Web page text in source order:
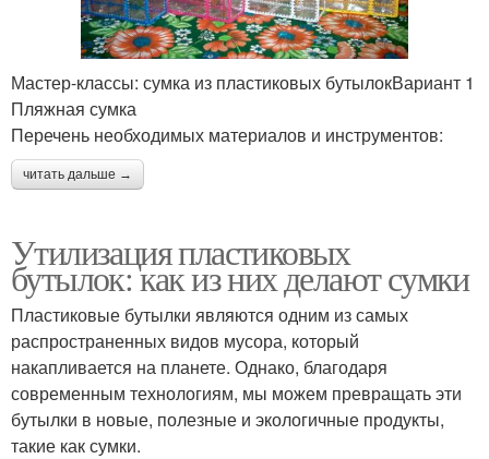
Мастер-классы: сумка из пластиковых бутылокВариант 1
Пляжная сумка
Перечень необходимых материалов и инструментов:
читать дальше →
Утилизация пластиковых
бутылок: как из них делают сумки
Пластиковые бутылки являются одним из самых
распространенных видов мусора, который
накапливается на планете. Однако, благодаря
современным технологиям, мы можем превращать эти
бутылки в новые, полезные и экологичные продукты,
такие как сумки.